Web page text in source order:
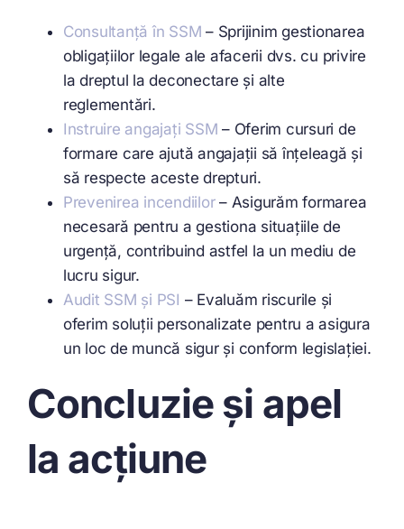
Consultanță în SSM – Sprijinim gestionarea
obligațiilor legale ale afacerii dvs. cu privire
la dreptul la deconectare și alte
reglementări.
Instruire angajați SSM – Oferim cursuri de
formare care ajută angajații să înțeleagă și
să respecte aceste drepturi.
Prevenirea incendiilor– Asigurăm formarea
necesară pentru a gestiona situațiile de
urgență, contribuind astfel la un mediu de
lucru sigur.
Audit SSM și PSI – Evaluăm riscurile și
oferim soluții personalizate pentru a asigura
un loc de muncă sigur și conform legislației.
Concluzie și apel
la acțiune